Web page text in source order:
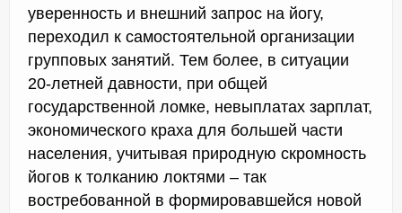
уверенность и внешний запрос на йогу,
переходил к самостоятельной организации
групповых занятий. Тем более, в ситуации
20-летней давности, при общей
государственной ломке, невыплатах зарплат,
экономического краха для большей части
населения, учитывая природную скромность
йогов к толканию локтями – так
востребованной в формировавшейся новой